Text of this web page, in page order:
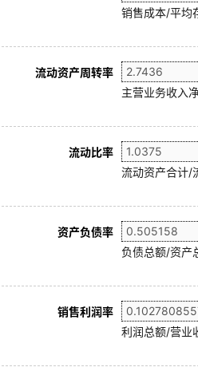
销售成本/平均
流动资产周转率
主营业务收入
流动比率
流动资产合计/
资产负债率
负债总额/资产
销售利润率
利润总额/营业